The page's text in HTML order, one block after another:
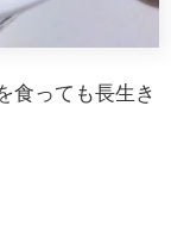
食っても長生き